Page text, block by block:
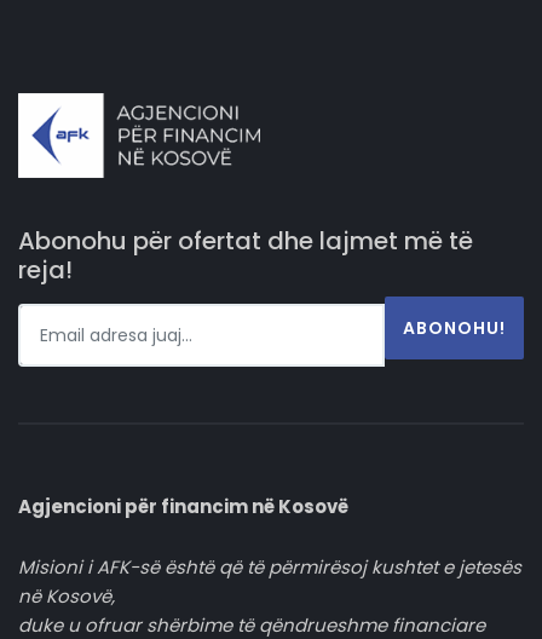
Abonohu për ofertat dhe lajmet më të
reja!
ABONOHU!
Agjencioni për financim në Kosovë
Misioni i AFK-së është që të përmirësoj kushtet e jetesës
në Kosovë,
duke u ofruar shërbime të qëndrueshme financiare